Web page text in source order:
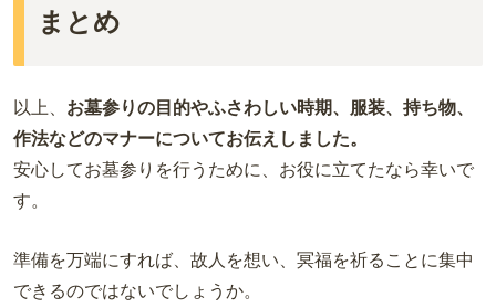
まとめ
以上、 お墓参りの目的やふさわしい時期、服装、持ち物、
作法などのマナーについてお伝えしました。
安心してお墓参りを行うために、お役に立てたなら幸いで
す。
準備を万端にすれば、故人を想い、冥福を祈ることに集中
できるのではないでしょうか。